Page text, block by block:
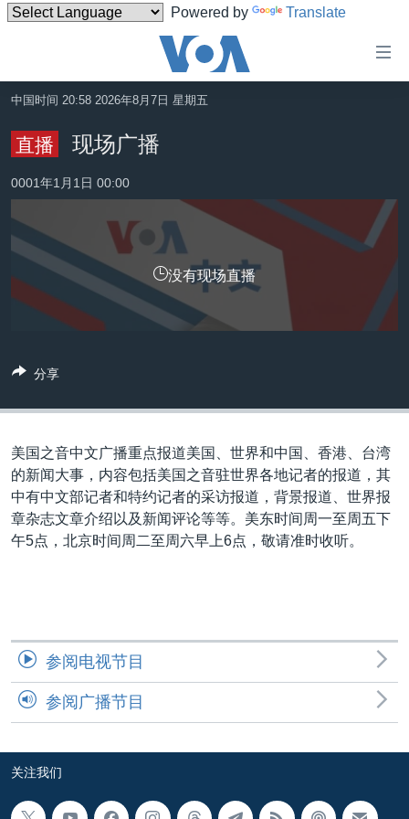
Powered by Translate
碍
链
接
跳
转
到
航
检
索
美国
中国
台湾
港澳
国际
最新国际新闻
中东
欧洲
非洲
美洲
全球议题
分类新闻
人权·法律·宗教
科教·文娱·体健
军事
劳工
环境
热点专题
白宫要闻
国会报道
美中关系
美国建国250周年
埃博拉疫情
台海两岸关系
南中国海争端
关注西藏
GEN Z 看美国
VOA视频
VOA今日焦点
中文广播
关注我们
其他语言网站
中国时间 20:58 2026年8月7日 星期五
直播 现场广播
0001年1月1日 00:00
没有现场直播
分享
美国之音中文广播重点报道美国、世界和中国、香港、台湾
的新闻大事，内容包括美国之音驻世界各地记者的报道，其
中有中文部记者和特约记者的采访报道，背景报道、世界报
章杂志文章介绍以及新闻评论等等。美东时间周一至周五下
午5点，北京时间周二至周六早上6点，敬请准时收听。
参阅电视节目
参阅广播节目
关注我们